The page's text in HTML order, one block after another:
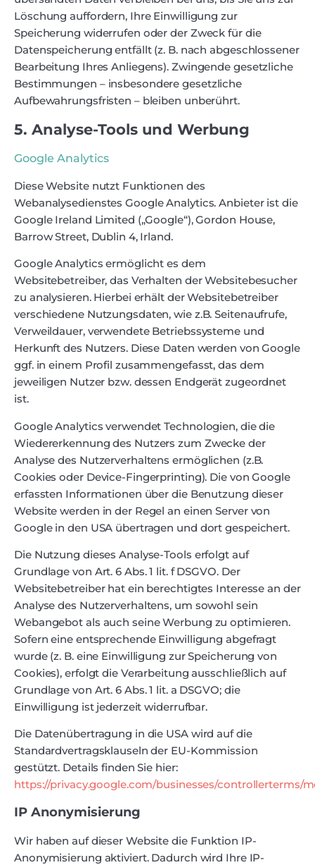
Löschung auffordern, Ihre Einwilligung zur
Speicherung widerrufen oder der Zweck für die
Datenspeicherung entfällt (z. B. nach abgeschlossener
Bearbeitung Ihres Anliegens). Zwingende gesetzliche
Bestimmungen – insbesondere gesetzliche
Aufbewahrungsfristen – bleiben unberührt.
5. Analyse-Tools und Werbung
Google Analytics
Diese Website nutzt Funktionen des
Webanalysedienstes Google Analytics. Anbieter ist die
Google Ireland Limited („Google“), Gordon House,
Barrow Street, Dublin 4, Irland.
Google Analytics ermöglicht es dem
Websitebetreiber, das Verhalten der Websitebesucher
zu analysieren. Hierbei erhält der Websitebetreiber
verschiedene Nutzungsdaten, wie z.B. Seitenaufrufe,
Verweildauer, verwendete Betriebssysteme und
Herkunft des Nutzers. Diese Daten werden von Google
ggf. in einem Profil zusammengefasst, das dem
jeweiligen Nutzer bzw. dessen Endgerät zugeordnet
ist.
Google Analytics verwendet Technologien, die die
Wiedererkennung des Nutzers zum Zwecke der
Analyse des Nutzerverhaltens ermöglichen (z.B.
Cookies oder Device-Fingerprinting). Die von Google
erfassten Informationen über die Benutzung dieser
Website werden in der Regel an einen Server von
Google in den USA übertragen und dort gespeichert.
Die Nutzung dieses Analyse-Tools erfolgt auf
Grundlage von Art. 6 Abs. 1 lit. f DSGVO. Der
Websitebetreiber hat ein berechtigtes Interesse an der
Analyse des Nutzerverhaltens, um sowohl sein
Webangebot als auch seine Werbung zu optimieren.
Sofern eine entsprechende Einwilligung abgefragt
wurde (z. B. eine Einwilligung zur Speicherung von
Cookies), erfolgt die Verarbeitung ausschließlich auf
Grundlage von Art. 6 Abs. 1 lit. a DSGVO; die
Einwilligung ist jederzeit widerrufbar.
Die Datenübertragung in die USA wird auf die
Standardvertragsklauseln der EU-Kommission
gestützt. Details finden Sie hier:
https://privacy.google.com/businesses/controllerterms/
IP Anonymisierung
Wir haben auf dieser Website die Funktion IP-
Anonymisierung aktiviert. Dadurch wird Ihre IP-